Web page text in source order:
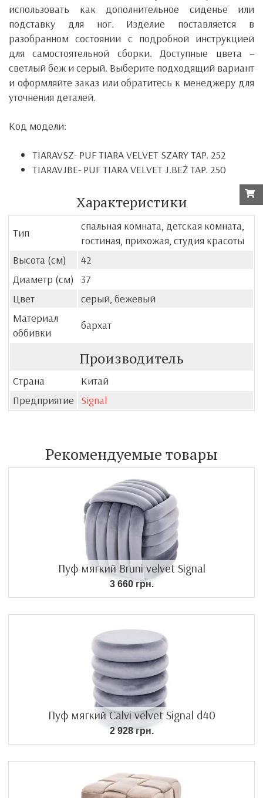
использовать как дополнительное сиденье или
подставку для ног. Изделие поставляется в
разобранном состоянии с подробной инструкцией
для самостоятельной сборки. Доступные цвета –
светлый беж и серый. Выберите подходящий вариант
и оформляйте заказ или обратитесь к менеджеру для
уточнения деталей.
Код модели:
TIARAVSZ- PUF TIARA VELVET SZARY TAP. 252
TIARAVJBE- PUF TIARA VELVET J.BEŻ TAP. 250
Характеристики
Тип
спальная комната, детская комната,
гостиная, прихожая, студия красоты
Высота (см)
42
Диаметр (см)
37
Цвет
серый, бежевый
Материал
оббивки
бархат
Производитель
Страна
Китай
Предприятие
Signal
Рекомендуемые товары
Пуф мягкий Bruni velvet Signal
3 660 грн.
Пуф мягкий Calvi velvet Signal d40
2 928 грн.